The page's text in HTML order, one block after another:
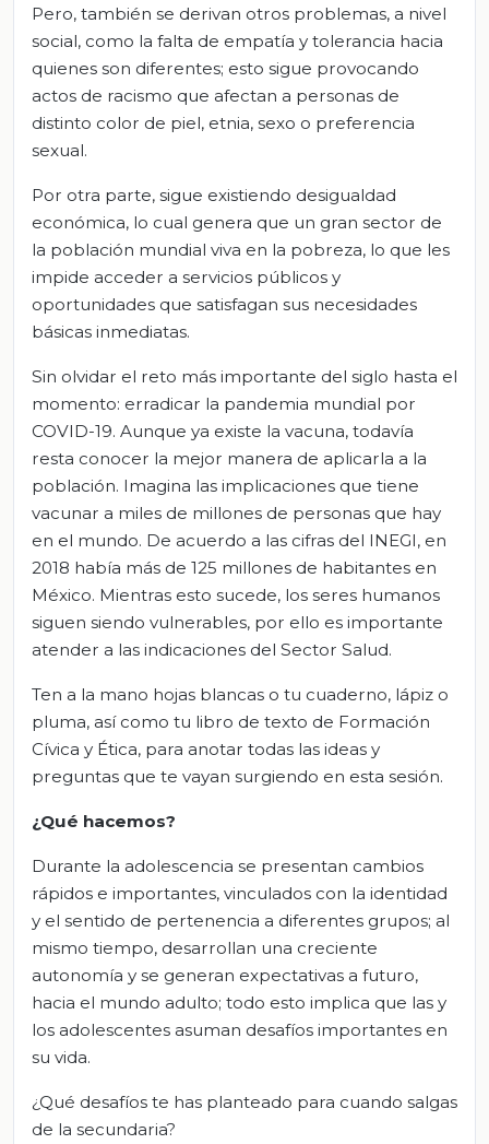
Pero, también se derivan otros problemas, a nivel
social, como la falta de empatía y tolerancia hacia
quienes son diferentes; esto sigue provocando
actos de racismo que afectan a personas de
distinto color de piel, etnia, sexo o preferencia
sexual.
Por otra parte, sigue existiendo desigualdad
económica, lo cual genera que un gran sector de
la población mundial viva en la pobreza, lo que les
impide acceder a servicios públicos y
oportunidades que satisfagan sus necesidades
básicas inmediatas.
Sin olvidar el reto más importante del siglo hasta el
momento: erradicar la pandemia mundial por
COVID-19. Aunque ya existe la vacuna, todavía
resta conocer la mejor manera de aplicarla a la
población. Imagina las implicaciones que tiene
vacunar a miles de millones de personas que hay
en el mundo. De acuerdo a las cifras del INEGI, en
2018 había más de 125 millones de habitantes en
México. Mientras esto sucede, los seres humanos
siguen siendo vulnerables, por ello es importante
atender a las indicaciones del Sector Salud.
Ten a la mano hojas blancas o tu cuaderno, lápiz o
pluma, así como tu libro de texto de Formación
Cívica y Ética, para anotar todas las ideas y
preguntas que te vayan surgiendo en esta sesión.
¿Qué hacemos?
Durante la adolescencia se presentan cambios
rápidos e importantes, vinculados con la identidad
y el sentido de pertenencia a diferentes grupos; al
mismo tiempo, desarrollan una creciente
autonomía y se generan expectativas a futuro,
hacia el mundo adulto; todo esto implica que las y
los adolescentes asuman desafíos importantes en
su vida.
¿Qué desafíos te has planteado para cuando salgas
de la secundaria?